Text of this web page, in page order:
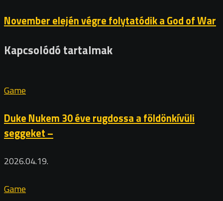
November elején végre folytatódik a God of War
Kapcsolódó tartalmak
Game
Duke Nukem 30 éve rugdossa a földönkívüli
seggeket –
2026.04.19.
Game